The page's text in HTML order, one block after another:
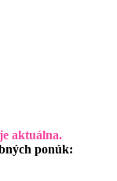
aktuálna.
ponúk: